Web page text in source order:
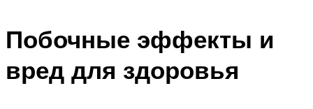
Побочные эффекты и
вред для здоровья